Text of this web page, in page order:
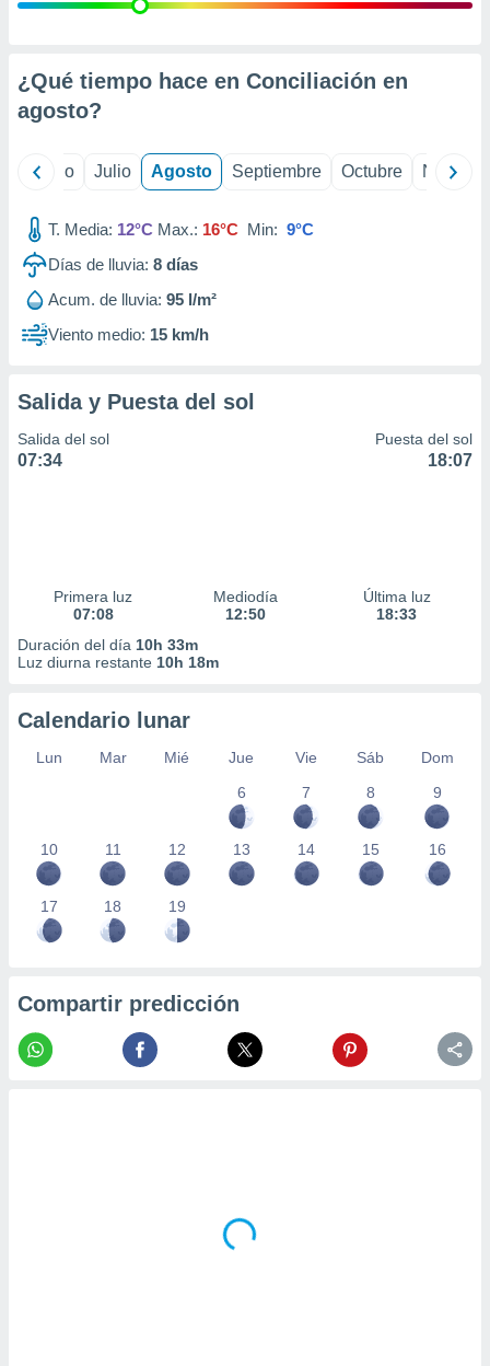
e
mediante
de
1199
¿Qué tiempo hace en Conciliación en
agosto?
Junio Julio Agosto Septiembre Octubre
T. Media: 12°C Max.: 16°C Min: 9°C
Días de lluvia: 8 días
Acum. de lluvia: 95 l/m²
Viento medio: 15 km/h
Salida y Puesta del sol
Salida del sol
07:34
Puesta del sol
18:07
Primera luz
07:08
Mediodía
12:50
Última luz
18:33
Duración del día 10h 33m
Luz diurna restante 10h 18m
Calendario lunar
Lun Mar Mié Jue Vie Sáb
Dom
6
7 8 9
10 11 12 13 14 15 16
17 18 19
Compartir predicción